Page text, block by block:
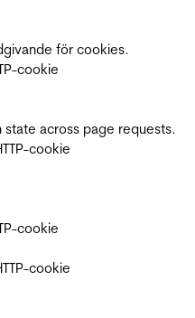
för cookies.
cookie
state across page requests.
cookie
cookie
cookie